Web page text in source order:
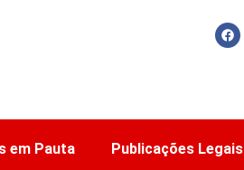
em Pauta Publicações Legais